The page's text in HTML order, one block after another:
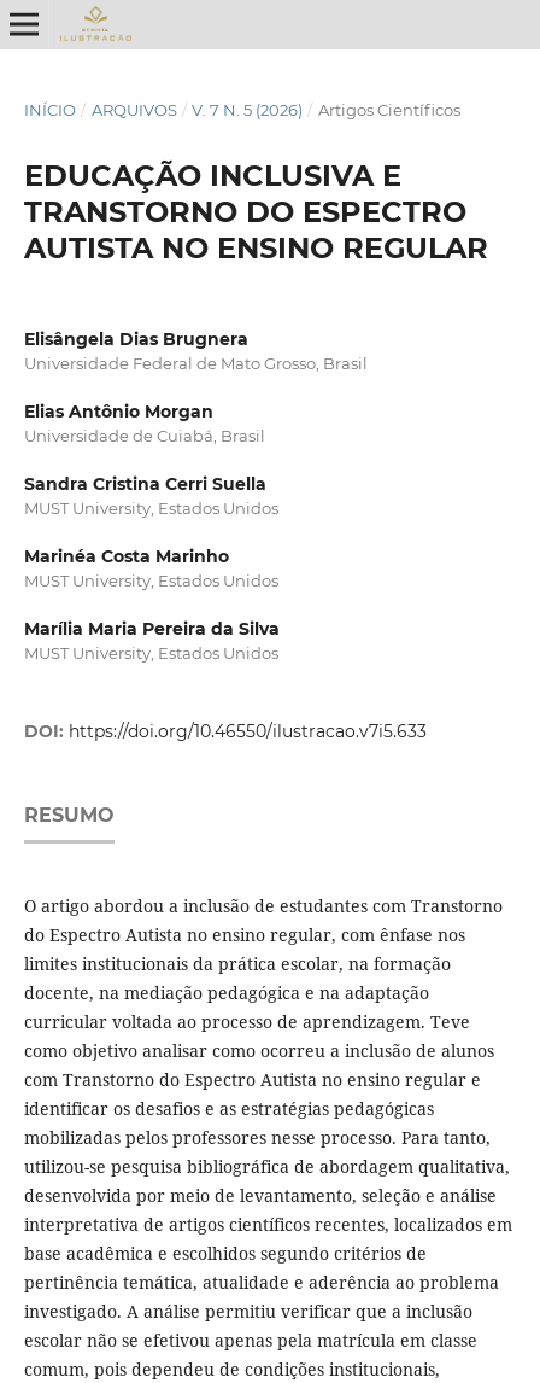
INÍCIO / ARQUIVOS / V. 7 N. 5 (2026) / Artigos Científicos
EDUCAÇÃO INCLUSIVA E
TRANSTORNO DO ESPECTRO
AUTISTA NO ENSINO REGULAR
Elisângela Dias Brugnera
Universidade Federal de Mato Grosso, Brasil
Elias Antônio Morgan
Universidade de Cuiabá, Brasil
Sandra Cristina Cerri Suella
MUST University, Estados Unidos
Marinéa Costa Marinho
MUST University, Estados Unidos
Marília Maria Pereira da Silva
MUST University, Estados Unidos
DOI: https://doi.org/10.46550/ilustracao.v7i5.633
RESUMO
O artigo abordou a inclusão de estudantes com Transtorno
do Espectro Autista no ensino regular, com ênfase nos
limites institucionais da prática escolar, na formação
docente, na mediação pedagógica e na adaptação
curricular voltada ao processo de aprendizagem. Teve
como objetivo analisar como ocorreu a inclusão de alunos
com Transtorno do Espectro Autista no ensino regular e
identificar os desafios e as estratégias pedagógicas
mobilizadas pelos professores nesse processo. Para tanto,
utilizou-se pesquisa bibliográfica de abordagem qualitativa,
desenvolvida por meio de levantamento, seleção e análise
interpretativa de artigos científicos recentes, localizados em
base acadêmica e escolhidos segundo critérios de
pertinência temática, atualidade e aderência ao problema
investigado. A análise permitiu verificar que a inclusão
escolar não se efetivou apenas pela matrícula em classe
comum, pois dependeu de condições institucionais,